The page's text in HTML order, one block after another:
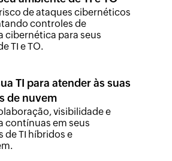
de ataques cibernéticos
controles de
cibernética para seus
TI e TO.
TI para atender às suas
de nuvem
visibilidade e
contínuas em seus
de TI híbridos e